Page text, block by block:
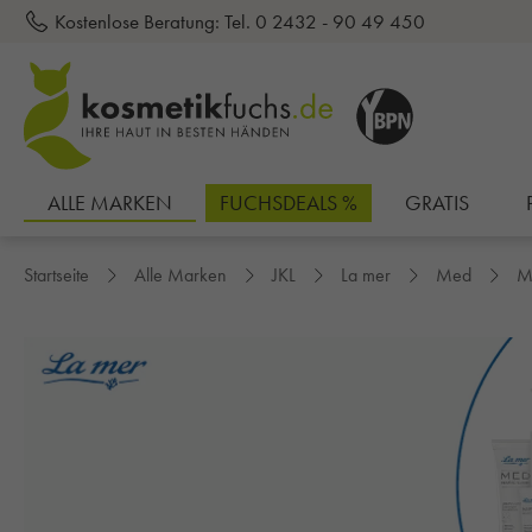
springen
Kostenlose Beratung: Tel. 0 2432 - 90 49 450
ALLE MARKEN FUCHSDEALS % GRATIS
Startseite Alle Marken JKL La mer Med